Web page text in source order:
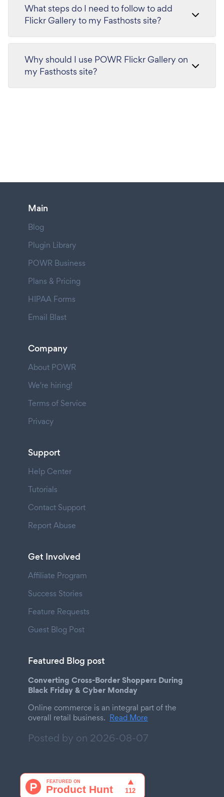
What steps do I need to follow to add
Flickr Gallery to my Fasthosts site?
Why should I use POWR Flickr Gallery on
my Fasthosts site?
Main
Blog
Plugin Library
POWR Business
Plans & Pricing
HIPAA Forms
Email Blast
Company
About POWR
We're hiring!
Terms of Service
Privacy
Support
Help Center
Tutorials
Contact Support
Report Abuse
Get Involved
Affiliate Program
Success Stories
Feature Requests
Guest Blog Post
Featured Blog post
Converting Cross-Border Shoppers During
Black Friday & Cyber Monday
Online commerce is an integral part of the
overall retail business. Read More
Posted by on 2026-08-07